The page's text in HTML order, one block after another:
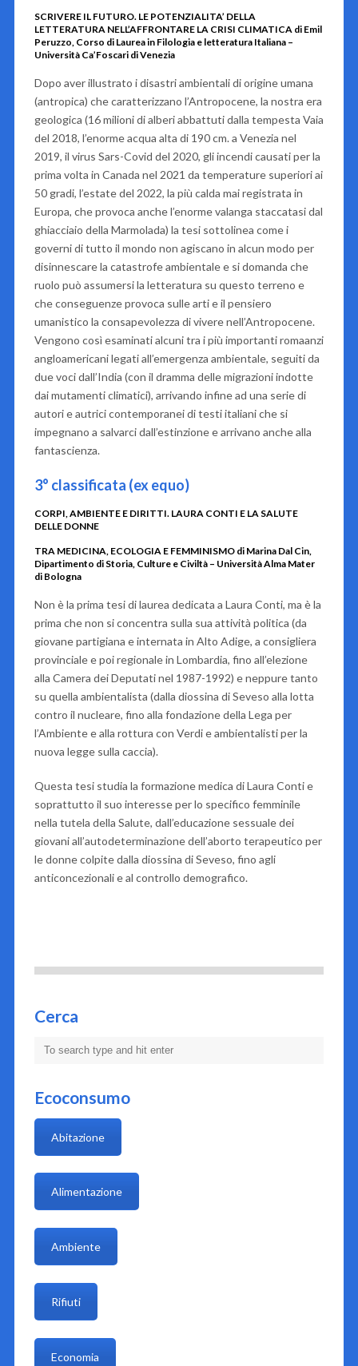
SCRIVERE IL FUTURO. LE POTENZIALITA’ DELLA
LETTERATURA NELL’AFFRONTARE LA CRISI CLIMATICA di Emil
Peruzzo, Corso di Laurea in Filologia e letteratura Italiana –
Università Ca’Foscari di Venezia
Dopo aver illustrato i disastri ambientali di origine umana
(antropica) che caratterizzano l’Antropocene, la nostra era
geologica (16 milioni di alberi abbattuti dalla tempesta Vaia
del 2018, l’enorme acqua alta di 190 cm. a Venezia nel
2019, il virus Sars-Covid del 2020, gli incendi causati per la
prima volta in Canada nel 2021 da temperature superiori ai
50 gradi, l’estate del 2022, la più calda mai registrata in
Europa, che provoca anche l’enorme valanga staccatasi dal
ghiacciaio della Marmolada) la tesi sottolinea come i
governi di tutto il mondo non agiscano in alcun modo per
disinnescare la catastrofe ambientale e si domanda che
ruolo può assumersi la letteratura su questo terreno e
che conseguenze provoca sulle arti e il pensiero
umanistico la consapevolezza di vivere nell’Antropocene.
Vengono così esaminati alcuni tra i più importanti romaanzi
angloamericani legati all’emergenza ambientale, seguiti da
due voci dall’India (con il dramma delle migrazioni indotte
dai mutamenti climatici), arrivando infine ad una serie di
autori e autrici contemporanei di testi italiani che si
impegnano a salvarci dall’estinzione e arrivano anche alla
fantascienza.
3° classificata (ex equo)
CORPI, AMBIENTE E DIRITTI. LAURA CONTI E LA SALUTE
DELLE DONNE
TRA MEDICINA, ECOLOGIA E FEMMINISMO di Marina Dal Cin,
Dipartimento di Storia, Culture e Civiltà – Università Alma Mater
di Bologna
Non è la prima tesi di laurea dedicata a Laura Conti, ma è la
prima che non si concentra sulla sua attività politica (da
giovane partigiana e internata in Alto Adige, a consigliera
provinciale e poi regionale in Lombardia, fino all’elezione
alla Camera dei Deputati nel 1987-1992) e neppure tanto
su quella ambientalista (dalla diossina di Seveso alla lotta
contro il nucleare, fino alla fondazione della Lega per
l’Ambiente e alla rottura con Verdi e ambientalisti per la
nuova legge sulla caccia).
Questa tesi studia la formazione medica di Laura Conti e
soprattutto il suo interesse per lo specifico femminile
nella tutela della Salute, dall’educazione sessuale dei
giovani all’autodeterminazione dell’aborto terapeutico per
le donne colpite dalla diossina di Seveso, fino agli
anticoncezionali e al controllo demografico.
Cerca
Ecoconsumo
Abitazione
Alimentazione
Ambiente
Rifiuti
Economia